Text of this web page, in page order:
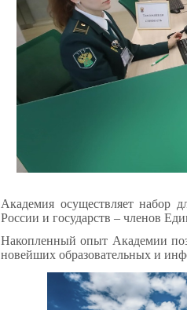
Академия осуществляет набор
России и государств – членов
Накопленный опыт Академии
новейших образовательных и